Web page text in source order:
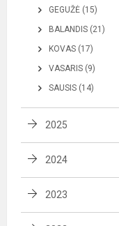
GEGUŽĖ (15)
BALANDIS (21)
KOVAS (17)
VASARIS (9)
SAUSIS (14)
2025
2024
2023